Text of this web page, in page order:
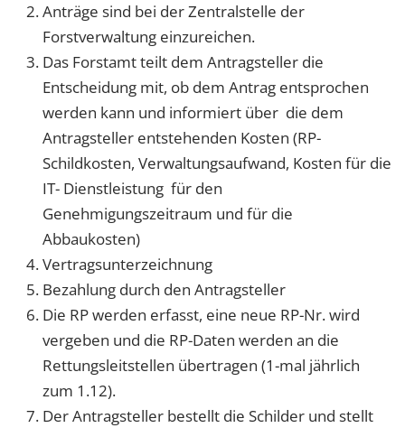
Anträge sind bei der Zentralstelle der
Forstverwaltung einzureichen.
Das Forstamt teilt dem Antragsteller die
Entscheidung mit, ob dem Antrag entsprochen
werden kann und informiert über die dem
Antragsteller entstehenden Kosten (RP-
Schildkosten, Verwaltungsaufwand, Kosten für die
IT- Dienstleistung für den
Genehmigungszeitraum und für die
Abbaukosten)
Vertragsunterzeichnung
Bezahlung durch den Antragsteller
Die RP werden erfasst, eine neue RP-Nr. wird
vergeben und die RP-Daten werden an die
Rettungsleitstellen übertragen (1-mal jährlich
zum 1.12).
Der Antragsteller bestellt die Schilder und stellt